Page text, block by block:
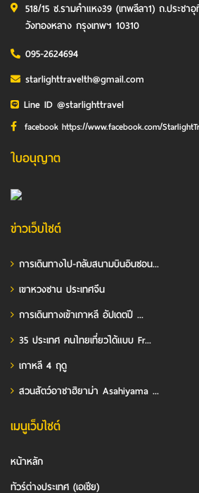
518/15 ซ.รามคำแหง39 (เทพลีลา1) ถ.ประชา
วังทองหลาง กรุงเทพฯ 10310
095-2624694
starlighttravelth@gmail.com
Line ID @starlighttravel
facebook https://www.facebook.com/
ใบอนุญาต
ข่าวเว็บไซต์
การเดินทางไป-กลับสนามบินอินชอน...
เขาหวงซาน ประเทศจีน
การเดินทางเข้าเกาหลี อัปเดตปี ...
35 ประเทศ คนไทยเที่ยวได้แบบ Fr...
เกาหลี 4 ฤดู
สวนสัตว์อาซาฮิยาม่า Asahiyama ...
เมนูเว็บไซต์
หน้าหลัก
ทัวร์ต่างประเทศ (เอเชีย)